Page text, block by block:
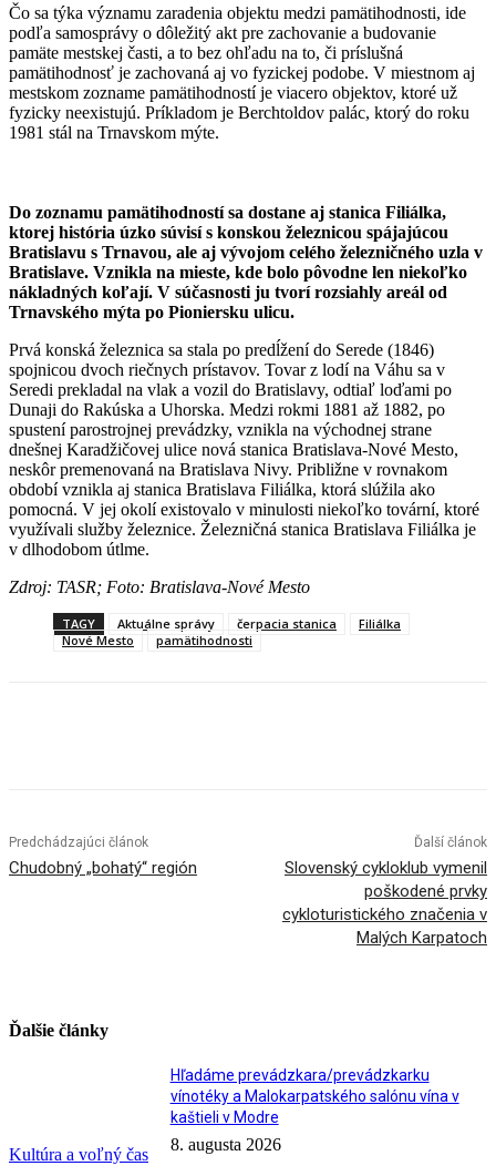
Čo sa týka významu zaradenia objektu medzi pamätihodnosti, ide
podľa samosprávy o dôležitý akt pre zachovanie a budovanie
pamäte mestskej časti, a to bez ohľadu na to, či príslušná
pamätihodnosť je zachovaná aj vo fyzickej podobe. V miestnom aj
mestskom zozname pamätihodností je viacero objektov, ktoré už
fyzicky neexistujú. Príkladom je Berchtoldov palác, ktorý do roku
1981 stál na Trnavskom mýte.
Do zoznamu pamätihodností sa dostane aj stanica Filiálka,
ktorej história úzko súvisí s konskou železnicou spájajúcou
Bratislavu s Trnavou, ale aj vývojom celého železničného uzla v
Bratislave. Vznikla na mieste, kde bolo pôvodne len niekoľko
nákladných koľají. V súčasnosti ju tvorí rozsiahly areál od
Trnavského mýta po Pioniersku ulicu.
Prvá konská železnica sa stala po predĺžení do Serede (1846)
spojnicou dvoch riečnych prístavov. Tovar z lodí na Váhu sa v
Seredi prekladal na vlak a vozil do Bratislavy, odtiaľ loďami po
Dunaji do Rakúska a Uhorska. Medzi rokmi 1881 až 1882, po
spustení parostrojnej prevádzky, vznikla na východnej strane
dnešnej Karadžičovej ulice nová stanica Bratislava-Nové Mesto,
neskôr premenovaná na Bratislava Nivy. Približne v rovnakom
období vznikla aj stanica Bratislava Filiálka, ktorá slúžila ako
pomocná. V jej okolí existovalo v minulosti niekoľko tovární, ktoré
využívali služby železnice. Železničná stanica Bratislava Filiálka je
v dlhodobom útlme.
Zdroj: TASR; Foto: Bratislava-Nové Mesto
TAGY Aktuálne správy čerpacia stanica
Filiálka
Nové Mesto
pamätihodnosti
Predchádzajúci článok
Chudobný „bohatý“ región
Ďalší článok
Slovenský cykloklub vymenil
poškodené prvky
cykloturistického značenia v
Malých Karpatoch
Ďalšie články
Kultúra a voľný čas
Hľadáme prevádzkara/prevádzkarku
vínotéky a Malokarpatského salónu vína v
kaštieli v Modre
8. augusta 2026